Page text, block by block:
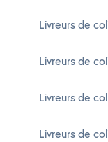
Livreurs de
Livreurs de
Livreurs de
Livreurs de